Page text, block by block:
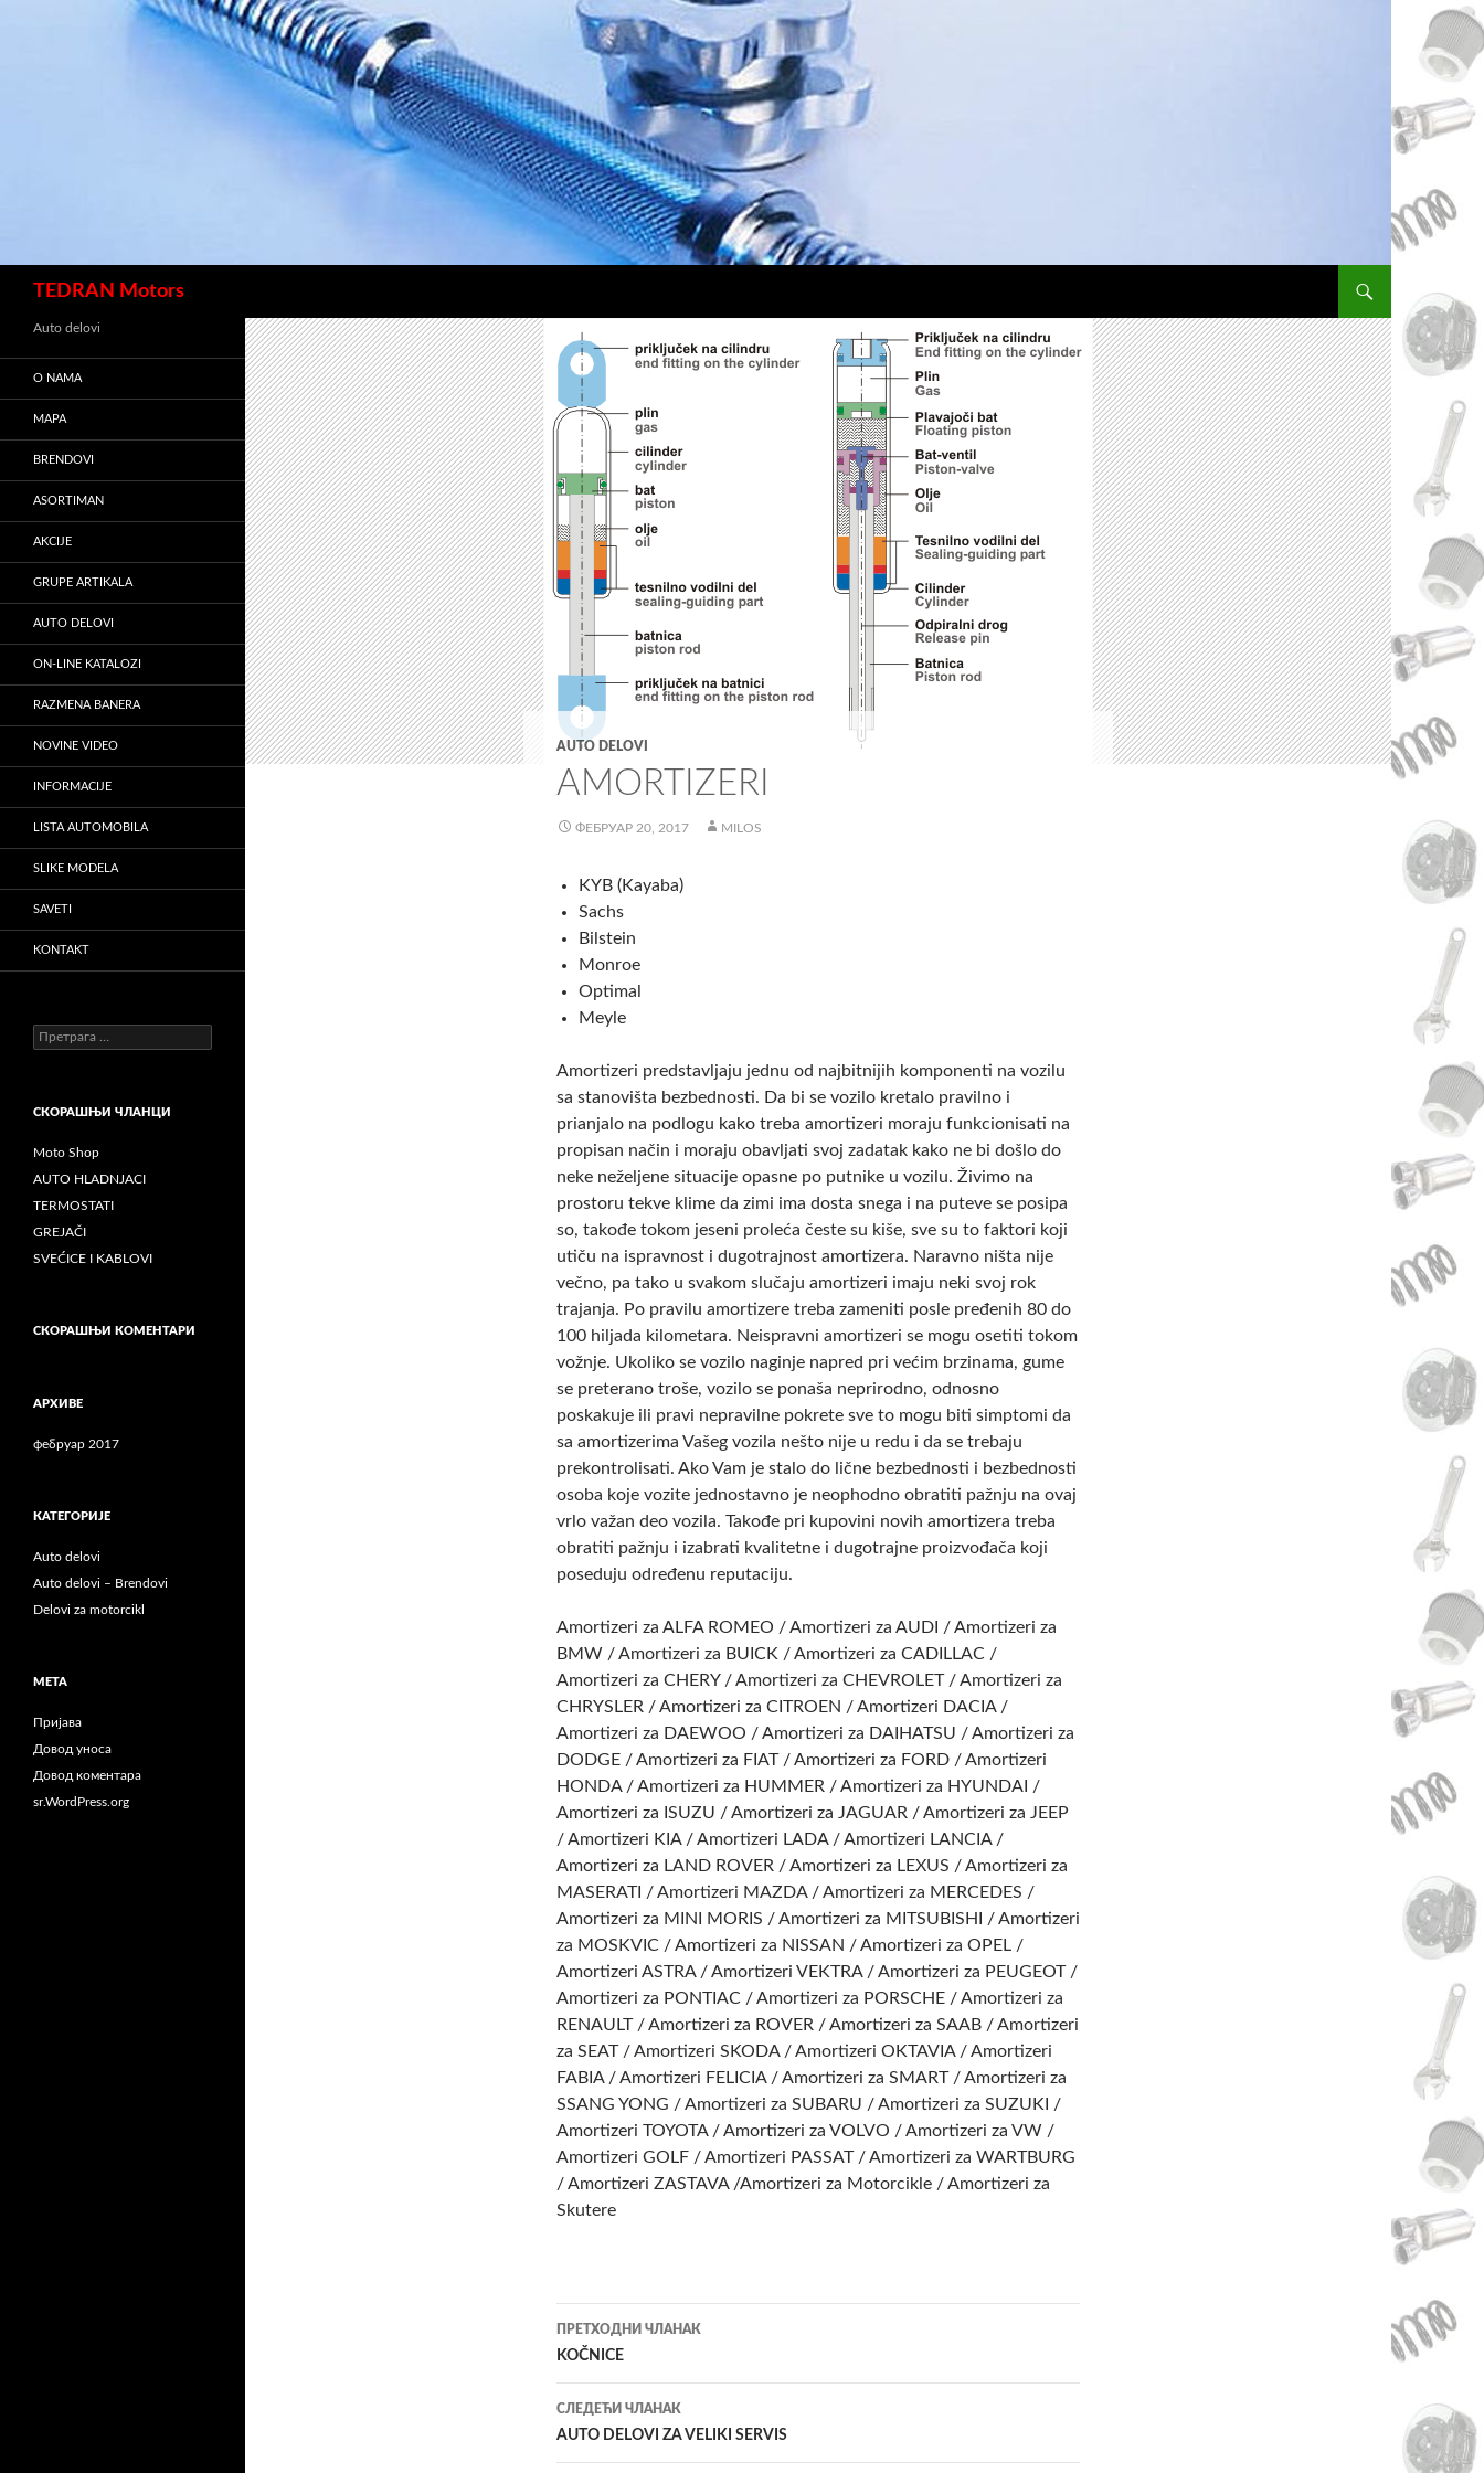
TEDRAN Motors
AUTO DELOVI
AMORTIZERI
ФЕБРУАР 20, 2017 MILOS
KYB (Kayaba)
Sachs
Bilstein
Monroe
Optimal
Meyle
Amortizeri predstavljaju jednu od najbitnijih komponenti na vozilu
sa stanovišta bezbednosti. Da bi se vozilo kretalo pravilno i
prianjalo na podlogu kako treba amortizeri moraju funkcionisati na
propisan način i moraju obavljati svoj zadatak kako ne bi došlo do
neke neželjene situacije opasne po putnike u vozilu. Živimo na
prostoru tekve klime da zimi ima dosta snega i na puteve se posipa
so, takođe tokom jeseni proleća česte su kiše, sve su to faktori koji
utiču na ispravnost i dugotrajnost amortizera. Naravno ništa nije
večno, pa tako u svakom slučaju amortizeri imaju neki svoj rok
trajanja. Po pravilu amortizere treba zameniti posle pređenih 80 do
100 hiljada kilometara. Neispravni amortizeri se mogu osetiti tokom
vožnje. Ukoliko se vozilo naginje napred pri većim brzinama, gume
se preterano troše, vozilo se ponaša neprirodno, odnosno
poskakuje ili pravi nepravilne pokrete sve to mogu biti simptomi da
sa amortizerima Vašeg vozila nešto nije u redu i da se trebaju
prekontrolisati. Ako Vam je stalo do lične bezbednosti i bezbednosti
osoba koje vozite jednostavno je neophodno obratiti pažnju na ovaj
vrlo važan deo vozila. Takođe pri kupovini novih amortizera treba
obratiti pažnju i izabrati kvalitetne i dugotrajne proizvođača koji
poseduju određenu reputaciju.
Amortizeri za ALFA ROMEO / Amortizeri za AUDI / Amortizeri za
BMW / Amortizeri za BUICK / Amortizeri za CADILLAC /
Amortizeri za CHERY / Amortizeri za CHEVROLET / Amortizeri za
CHRYSLER / Amortizeri za CITROEN / Amortizeri DACIA /
Amortizeri za DAEWOO / Amortizeri za DAIHATSU / Amortizeri za
DODGE / Amortizeri za FIAT / Amortizeri za FORD / Amortizeri
HONDA / Amortizeri za HUMMER / Amortizeri za HYUNDAI /
Amortizeri za ISUZU / Amortizeri za JAGUAR / Amortizeri za JEEP
/ Amortizeri KIA / Amortizeri LADA / Amortizeri LANCIA /
Amortizeri za LAND ROVER / Amortizeri za LEXUS / Amortizeri za
MASERATI / Amortizeri MAZDA / Amortizeri za MERCEDES /
Amortizeri za MINI MORIS / Amortizeri za MITSUBISHI / Amortizeri
za MOSKVIC / Amortizeri za NISSAN / Amortizeri za OPEL /
Amortizeri ASTRA / Amortizeri VEKTRA / Amortizeri za PEUGEOT /
Amortizeri za PONTIAC / Amortizeri za PORSCHE / Amortizeri za
RENAULT / Amortizeri za ROVER / Amortizeri za SAAB / Amortizeri
za SEAT / Amortizeri SKODA / Amortizeri OKTAVIA / Amortizeri
FABIA / Amortizeri FELICIA / Amortizeri za SMART / Amortizeri za
SSANG YONG / Amortizeri za SUBARU / Amortizeri za SUZUKI /
Amortizeri TOYOTA / Amortizeri za VOLVO / Amortizeri za VW /
Amortizeri GOLF / Amortizeri PASSAT / Amortizeri za WARTBURG
/ Amortizeri ZASTAVA /Amortizeri za Motorcikle / Amortizeri za
Skutere
Кретање
чланака
ПРЕТХОДНИ ЧЛАНАК
KOČNICE
СЛЕДЕЋИ ЧЛАНАК
AUTO DELOVI ZA VELIKI SERVIS
Auto delovi
O NAMA
MAPA
BRENDOVI
ASORTIMAN
AKCIJE
GRUPE ARTIKALA
AUTO DELOVI
ON-LINE KATALOZI
RAZMENA BANERA
NOVINE VIDEO
INFORMACIJE
LISTA AUTOMOBILA
SLIKE MODELA
SAVETI
KONTAKT
Претрага
за:
СКОРАШЊИ ЧЛАНЦИ
Moto Shop
AUTO HLADNJACI
TERMOSTATI
GREJAČI
SVEĆICE I KABLOVI
СКОРАШЊИ КОМЕНТАРИ
АРХИВЕ
фебруар 2017
КАТЕГОРИЈЕ
Auto delovi
Auto delovi – Brendovi
Delovi za motorcikl
МЕТА
Пријава
Довод уноса
Довод коментара
sr.WordPress.org